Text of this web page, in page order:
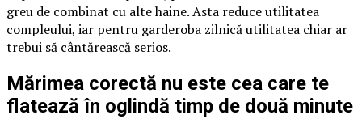
greu de combinat cu alte haine. Asta reduce utilitatea
compleului, iar pentru garderoba zilnică utilitatea chiar ar
trebui să cântărească serios.
Mărimea corectă nu este cea care te
flatează în oglindă timp de două minute